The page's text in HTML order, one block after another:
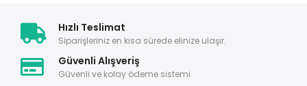
Hızlı Teslimat
Siparişleriniz en kısa sürede elinize ulaşır.
Güvenli Alışveriş
Güvenli ve kolay ödeme sistemi